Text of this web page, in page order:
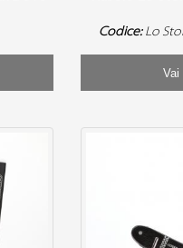
Codice: Lo
Vai